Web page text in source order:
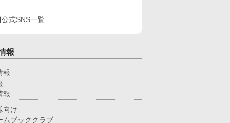
公式SNS一覧
報
報
報
向け
ムブッククラブ